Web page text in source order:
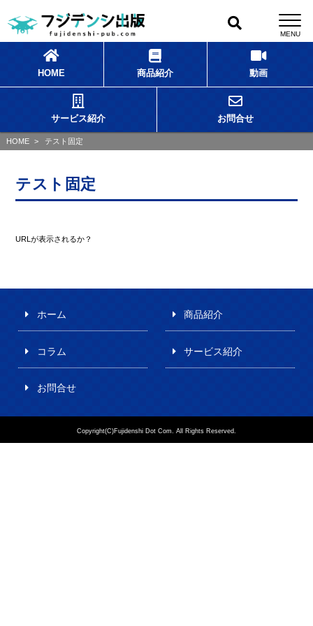
HOME 商品紹介 動画
サービス紹介 お問合せ
HOME > テスト固定
テスト固定
URLが表示されるか？
ホーム 商品紹介
コラム サービス紹介
お問合せ
Copyright(C)Fujidenshi Dot Com. All Rights Reserved.